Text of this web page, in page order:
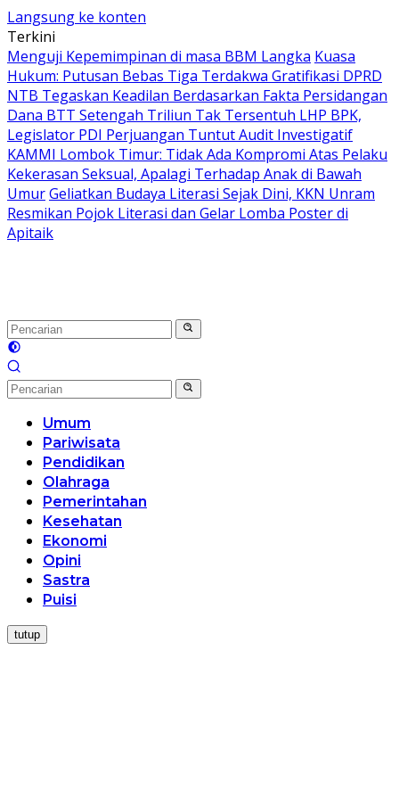
Langsung ke konten
Terkini
Menguji Kepemimpinan di masa BBM Langka Kuasa
Hukum: Putusan Bebas Tiga Terdakwa Gratifikasi DPRD
NTB Tegaskan Keadilan Berdasarkan Fakta Persidangan
Dana BTT Setengah Triliun Tak Tersentuh LHP BPK,
Legislator PDI Perjuangan Tuntut Audit Investigatif
KAMMI Lombok Timur: Tidak Ada Kompromi Atas Pelaku
Kekerasan Seksual, Apalagi Terhadap Anak di Bawah
UmurGeliatkan Budaya Literasi Sejak Dini, KKN Unram
Resmikan Pojok Literasi dan Gelar Lomba Poster di
Apitaik
Umum
Pariwisata
Pendidikan
Olahraga
Pemerintahan
Kesehatan
Ekonomi
Opini
Sastra
Puisi
tutup